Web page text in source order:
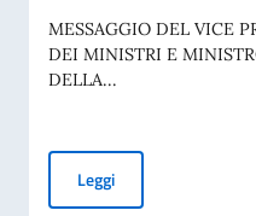
MESSAGGIO DEL VICE
DEI MINISTRI E
DELLA...
LeggiCommemorazione